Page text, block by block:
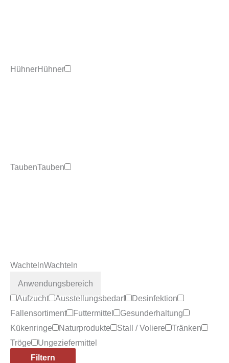
HühnerHühner
TaubenTauben
WachtelnWachteln
Anwendungsbereich
Aufzucht
Ausstellungsbedarf
Desinfektion
Fallensortiment
Futtermittel
Gesunderhaltung
Kükenringe
Naturprodukte Stall / Voliere
Tränken
Tröge
Ungeziefermittel
Filtern